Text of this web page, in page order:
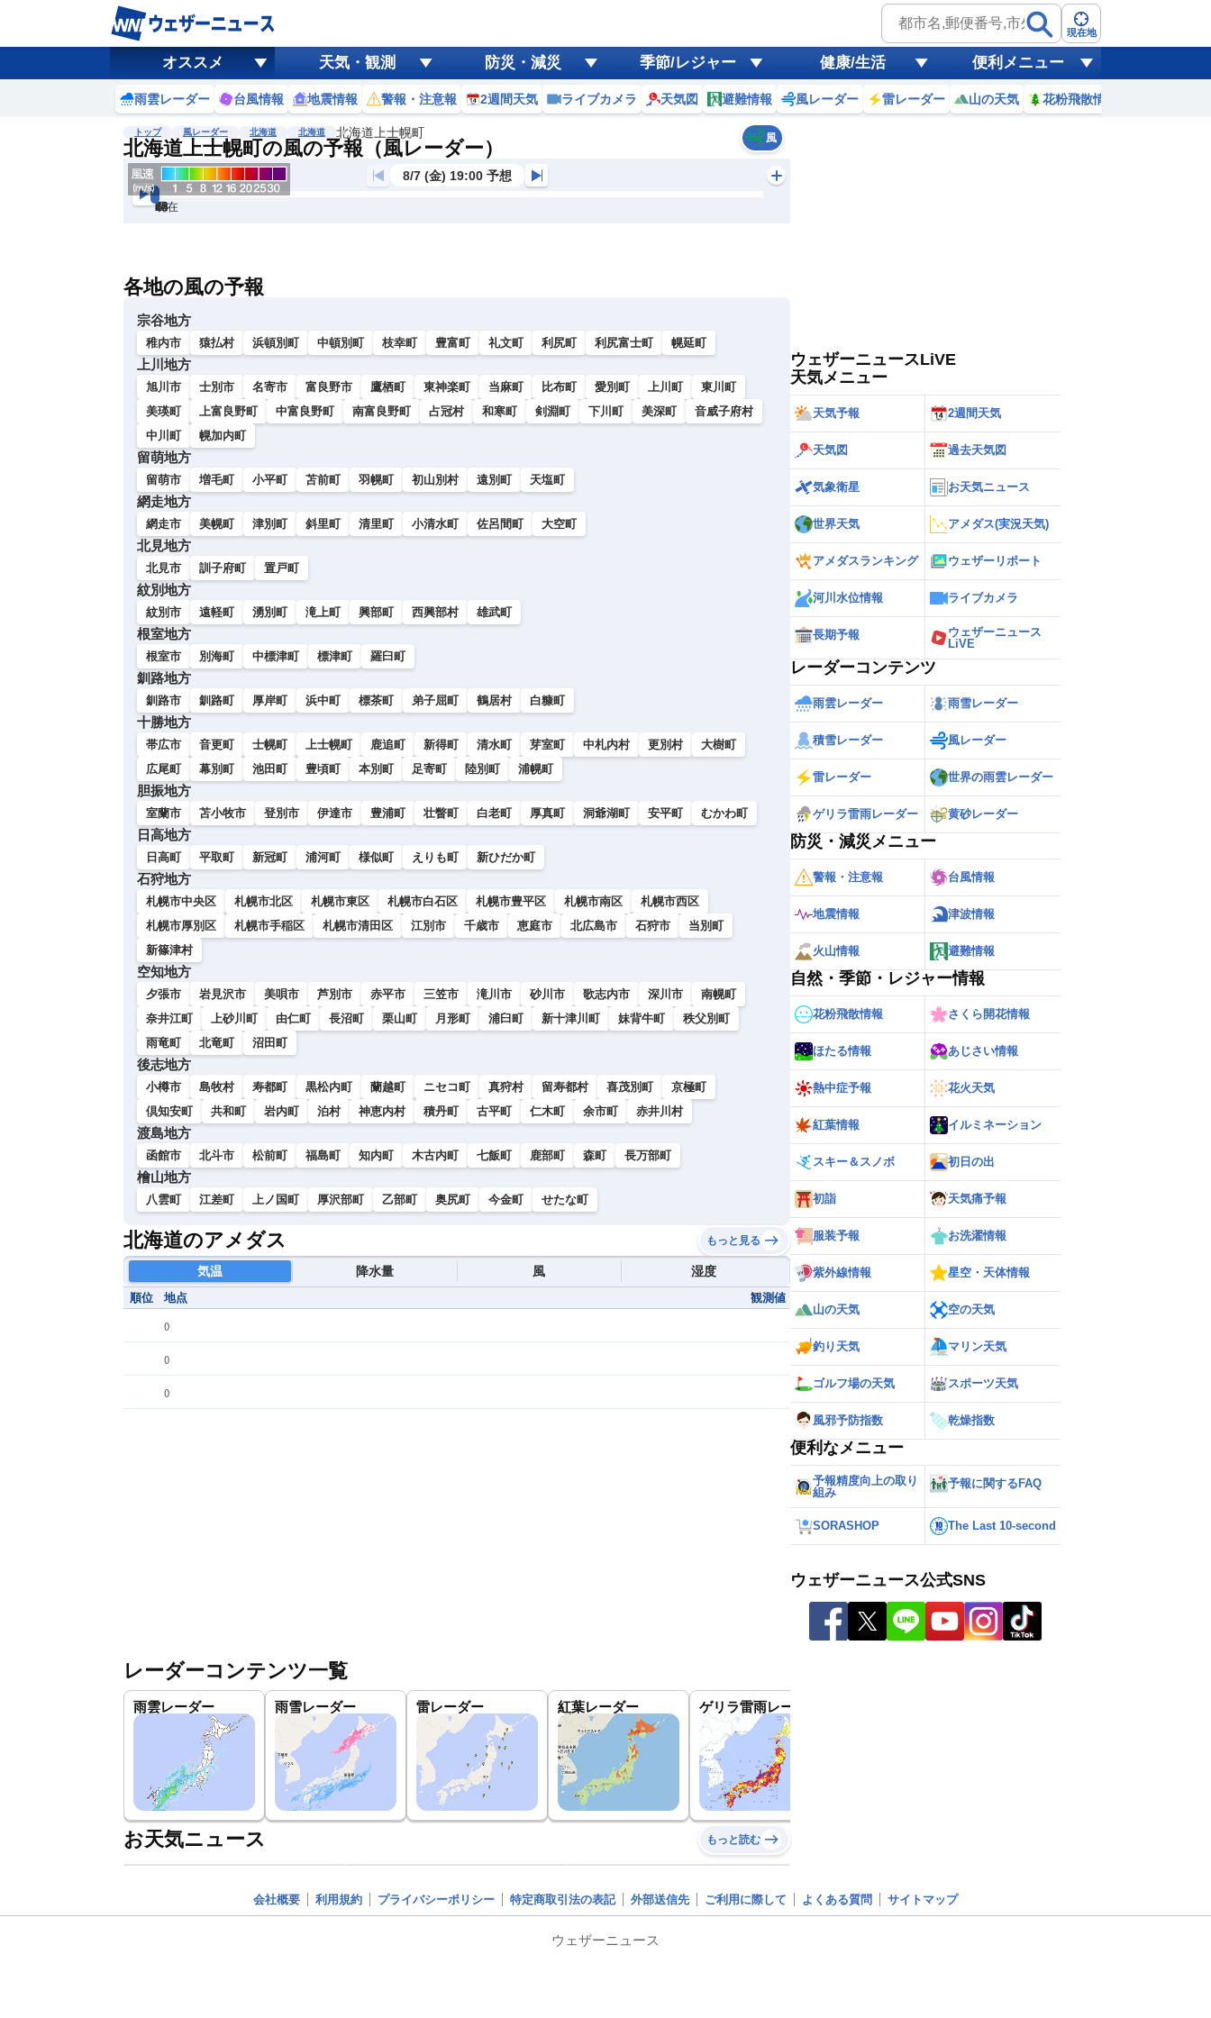
現在地
オススメ 天気・観測 防災・減災 季節/レジャー 健康/生活 便利メニュー
雨雲レーダー 台風情報 地震情報 警報・注意報 2週間天気 ライブカメラ 天気図 避難情報 風レーダー 雷レーダー 山の天気 花粉飛散情報
トップ 風レーダー 北海道 北海道 北海道上士幌町
北海道上士幌町の風の予報（風レーダー） 風
風
黄砂
天気 台風
8/7 (金) 19:00 予想
現在
6h
12
24
36
48
60
72
各地の風の予報
宗谷地方
稚内市 猿払村 浜頓別町 中頓別町 枝幸町 豊富町 礼文町 利尻町 利尻富士町 幌延町
上川地方
旭川市 士別市 名寄市 富良野市 鷹栖町 東神楽町 当麻町 比布町 愛別町 上川町
東川町
美瑛町
上富良野町 中富良野町 南富良野町 占冠村 和寒町 剣淵町 下川町 美深町
音威子府村
中川町
幌加内町
留萌地方
留萌市 増毛町 小平町 苫前町 羽幌町 初山別村 遠別町 天塩町
網走地方
網走市 美幌町 津別町 斜里町 清里町 小清水町 佐呂間町 大空町
北見地方
北見市 訓子府町 置戸町
紋別地方
紋別市 遠軽町 湧別町 滝上町 興部町 西興部村 雄武町
根室地方
根室市 別海町 中標津町 標津町 羅臼町
釧路地方
釧路市 釧路町 厚岸町 浜中町 標茶町 弟子屈町 鶴居村 白糠町
十勝地方
帯広市 音更町 士幌町 上士幌町 鹿追町 新得町 清水町 芽室町 中札内村 更別村
大樹町
広尾町
幕別町 池田町 豊頃町 本別町 足寄町 陸別町 浦幌町
胆振地方
室蘭市 苫小牧市 登別市 伊達市 豊浦町 壮瞥町 白老町 厚真町 洞爺湖町 安平町 むかわ町
日高地方
日高町 平取町 新冠町 浦河町 様似町 えりも町 新ひだか町
石狩地方
札幌市中央区 札幌市北区 札幌市東区 札幌市白石区 札幌市豊平区 札幌市南区
札幌市西区
札幌市厚別区
札幌市手稲区 札幌市清田区 江別市 千歳市 恵庭市 北広島市 石狩市
当別町
新篠津村
空知地方
夕張市 岩見沢市 美唄市 芦別市 赤平市 三笠市 滝川市 砂川市 歌志内市 深川市
南幌町
奈井江町
上砂川町 由仁町 長沼町 栗山町 月形町 浦臼町 新十津川町 妹背牛町
秩父別町
雨竜町
北竜町 沼田町
後志地方
小樽市 島牧村 寿都町 黒松内町 蘭越町 ニセコ町 真狩村 留寿都村 喜茂別町
京極町
倶知安町
共和町 岩内町 泊村 神恵内村 積丹町 古平町 仁木町 余市町 赤井川村
渡島地方
函館市 北斗市 松前町 福島町 知内町 木古内町 七飯町 鹿部町 森町 長万部町
檜山地方
八雲町 江差町 上ノ国町 厚沢部町 乙部町 奥尻町 今金町 せたな町
北海道のアメダス もっと見る
気温 降水量 風 湿度
順位 地点 観測値
()
()
()
レーダーコンテンツ一覧
雨雲レーダー 雨雪レーダー 雷レーダー 紅葉レーダー ゲリラ雷雨レーダー
お天気ニュース もっと読む
ウェザーニュースLiVE
天気メニュー
天気予報 2週間天気
天気図 過去天気図
気象衛星 お天気ニュース
世界天気 アメダス(実況天気)
アメダスランキング ウェザーリポート
河川水位情報 ライブカメラ
長期予報
ウェザーニュース
LiVE
レーダーコンテンツ
雨雲レーダー 雨雪レーダー
積雪レーダー 風レーダー
雷レーダー 世界の雨雲レーダー
ゲリラ雷雨レーダー 黄砂レーダー
防災・減災メニュー
警報・注意報 台風情報
地震情報 津波情報
火山情報 避難情報
自然・季節・レジャー情報
花粉飛散情報 さくら開花情報
ほたる情報 あじさい情報
熱中症予報 花火天気
紅葉情報 イルミネーション
スキー＆スノボ 初日の出
初詣 天気痛予報
服装予報 お洗濯情報
紫外線情報 星空・天体情報
山の天気 空の天気
釣り天気 マリン天気
ゴルフ場の天気 スポーツ天気
風邪予防指数 乾燥指数
便利なメニュー
予報精度向上の取り
組み
予報に関するFAQ
SORASHOP The Last 10-second
ウェザーニュース公式SNS
会社概要 利用規約 プライバシーポリシー 特定商取引法の表記 外部送信先 ご利用に際して よくある質問 サイトマップ
ウェザーニュース